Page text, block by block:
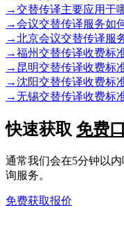
→交替传译主要应用于
→会议交替传译服务如
→北京会议交替传译服
→福州交替传译收费标
→ 昆明交替传译收费标
→沈阳交替传译收费标
→无锡交替传译收费标
快速获取 免费
通常我们会在5分钟以
询服务。
免费获取报价